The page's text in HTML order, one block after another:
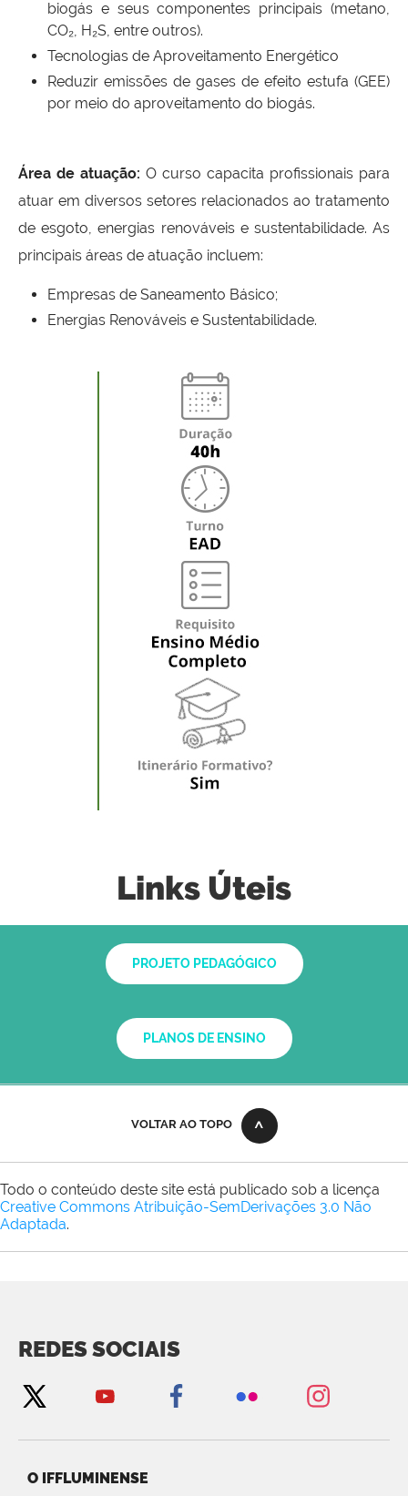
biogás e seus componentes principais (metano,
CO₂, H₂S, entre outros).
Tecnologias de Aproveitamento Energético
Reduzir emissões de gases de efeito estufa (GEE)
por meio do aproveitamento do biogás.
Área de atuação: O curso capacita profissionais para
atuar em diversos setores relacionados ao tratamento
de esgoto, energias renováveis e sustentabilidade. As
principais áreas de atuação incluem:
Empresas de Saneamento Básico;
Energias Renováveis e Sustentabilidade.
Links Úteis
PROJETO PEDAGÓGICO
PLANOS DE ENSINO
VOLTAR AO TOPO
Todo o conteúdo deste site está publicado sob a licença
Creative Commons Atribuição-SemDerivações 3.0 Não
Adaptada.
REDES SOCIAIS
O IFFLUMINENSE